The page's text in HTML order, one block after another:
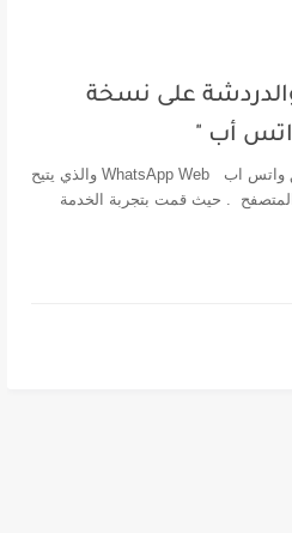
على نسخة
أب "
تم إطلاق نسخة الويب من تطبيق واتس اب WhatsApp Web والذي يتيح
. حيث قمت بتجربة الخدمة